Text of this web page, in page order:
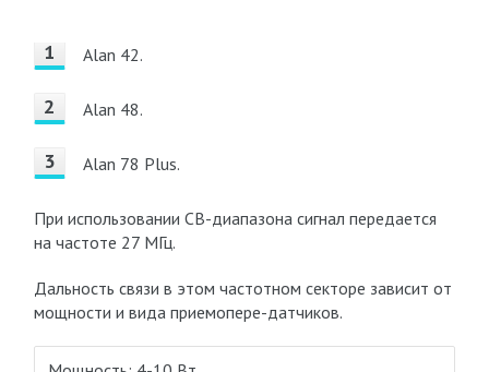
Alan 42.
Alan 48.
Alan 78 Plus.
При использовании CB-диапазона сигнал передается
на частоте 27 МГц.
Дальность связи в этом частотном секторе зависит от
мощности и вида приемопере-датчиков.